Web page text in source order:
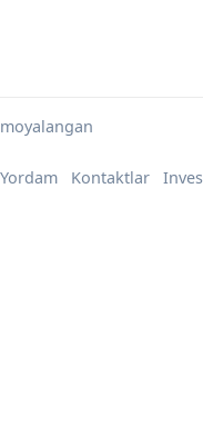
Yordam Kontaktlar